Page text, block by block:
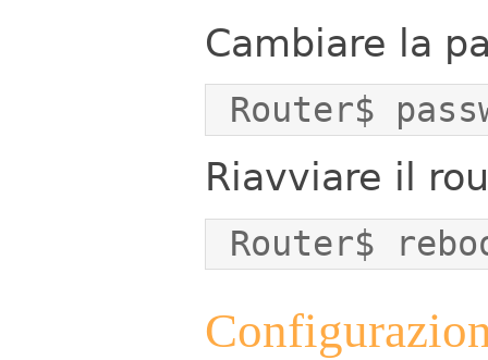
Cambiare la
Router$
Riavviare il
Router$